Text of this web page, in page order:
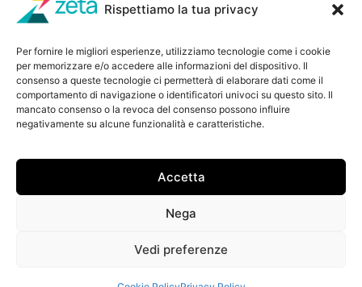
Rispettiamo la tua privacy
Per fornire le migliori esperienze, utilizziamo tecnologie come i cookie
per memorizzare e/o accedere alle informazioni del dispositivo. Il
consenso a queste tecnologie ci permetterà di elaborare dati come il
comportamento di navigazione o identificatori univoci su questo sito. Il
mancato consenso o la revoca del consenso possono influire
negativamente su alcune funzionalità e caratteristiche.
Accetta
Nega
Vedi preferenze
06 8522 5358
Iscriviti a
Zeta Data Lab
Iscriviti alla nostra newsletter
© 2026 ZetaLuiss, tutti i diritti riservati